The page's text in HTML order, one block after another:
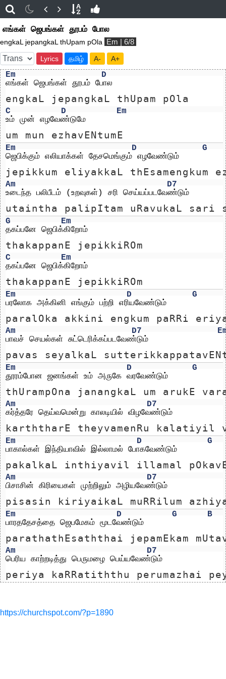
எங்கள் ஜெபங்கள் தூபம் போல
engkaL jepangkaL thUpam pOla Em | 6/8
Lyrics தமிழ் A- A+
Em
D
எங்கள் ஜெபங்கள் தூபம் போல
engkaL jepangkaL thUpam pOla
C D
Em
உம் முன் எழவேண்டுமே
um mun ezhavENtumE
Em D
G
ஜெபிக்கும் எலியாக்கள் தேசமெங்கும் எழவேண்டும்
jepikkum eliyakkaL thEsamengkum
Am
D7
உடைந்த பலிபீடம் (உறவுகள்) சரி செய்யப்படவேண்டும்
utaintha palipItam uRavukaL sari
G
Em
தகப்பனே ஜெபிக்கிறோம்
thakappanE jepikkiROm
C
Em
தகப்பனே ஜெபிக்கிறோம்
thakappanE jepikkiROm
Em D
G
பரலோக அக்கினி எங்கும் பற்றி எரியவேண்டும்
paralOka akkini engkum paRRi
Am D7
பாவச் செயல்கள் சுட்டெரிக்கப்படவேண்டும்
pavas seyalkaL
Em D
G
தூரம்போன ஜனங்கள் உம் அருகே வரவேண்டும்
thUrampOna janangkaL um arukE
Am
D7
கர்த்தரே தெய்வமென்று காலடியில் விழவேண்டும்
karththarE theyvamenRu kalatiyil
Em D
G
பாகால்கள் இந்தியாவில் இல்லாமல் போகவேண்டும்
pakalkaL inthiyavil illamal
Am
D7
பிசாசின் கிரியைகள் முற்றிலும் அழியவேண்டும்
pisasin kiriyaikaL muRRilum
Em D G
B
பாரததேசத்தை ஜெபமேகம் மூடவேண்டும்
parathathEsaththai jepamEkam
Am
D7
பெரிய காற்றடித்து பெருமழை பெய்யவேண்டும்
periya kaRRatiththu perumazhai
https://churchspot.com/?p=1890